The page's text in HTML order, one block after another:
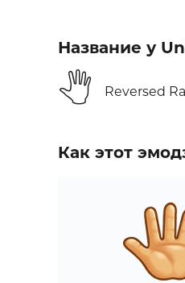
Название у
🖑 Reversed
Как этот